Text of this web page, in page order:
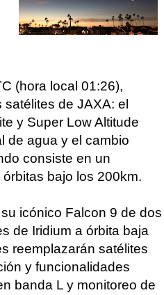
(hora local 01:26),
de JAXA: el
y Super Low Altitude
de agua y el cambio
consiste en un
bajo los 200km.
icónico Falcon 9 de dos
de Iridium a órbita baja
reemplazarán satélites
y funcionalidades
banda L y monitoreo de